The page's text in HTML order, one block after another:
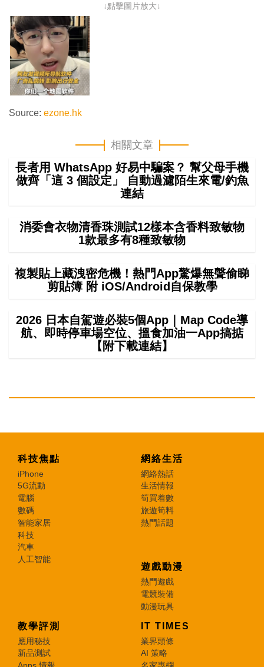
↓點擊圖片放大↓
Source: ezone.hk
相關文章
長者用 WhatsApp 好易中騙案？ 幫父母手機
做齊「這 3 個設定」 自動過濾陌生來電/釣魚
連結
消委會衣物清香珠測試12樣本含香料致敏物
1款最多有8種致敏物
複製貼上藏洩密危機！熱門App驚爆無聲偷睇
剪貼簿 附 iOS/Android自保教學
2026 日本自駕遊必裝5個App｜Map Code導
航、即時停車場空位、搵食加油一App搞掂
【附下載連結】
科技焦點
iPhone
5G流動
電腦
數碼
智能家居
科技
汽車
人工智能
網絡生活
網絡熱話
生活情報
筍買着數
旅遊筍料
熱門話題
遊戲動漫
熱門遊戲
電競裝備
動漫玩具
教學評測
應用秘技
新品測試
IT TIMES
業界頭條
AI 策略